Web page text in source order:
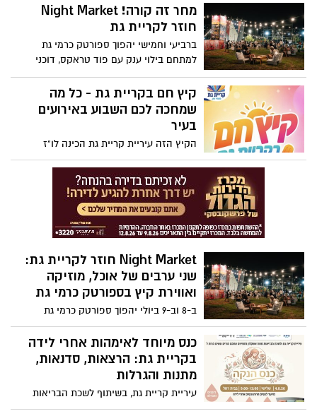
והדרום ולמען חיזוק האזורים שנפגעו במהלך
המלחמה
גת יתקיים ביום חמישי, 13 באוגוסט, החל
מהשעה 19:00 בפארק פז, ויציע ערב של יין
אוכל, פינות ישיבה והפתעות נוספות - וכל
זאת במחיר מסובסד של 30 שקלים בלבד
מחר זה קורה! Night Market
חוזר לקריית גת
ברביעי וחמישי יהפוך ספורטק כרמי גת
למתחם בילוי ענק עם פוד טראקס, דוכני
מכירה, מופעי רחוב, מתחם אלכוהול לבני 18+
ואטרקציות לכל המשפחה. הכניסה חופשית
קיץ חם בקריית גת - כל מה
שמחכה לכם השבוע באירועים
בעיר
הקיץ הזה עיריית קריית גת הכינה לו"ז
אירועים מרשים, המתאים לכל המשפחה. זה
מה שמחכה לכם בשבוע הקרוב
Night Market חוזר לקריית גת:
שני ערבים של אוכל, מוזיקה
ואווירת קיץ בספורטק כרמי גת
ב-8 וב-9 ביולי יהפוך ספורטק כרמי גת
למתחם בילוי ענק עם פוד טראקס, דוכני
ואטרקציות לכל המשפחה. הכניסה חופשית
כנס מיוחד לאימהות אחרי לידה
בקריית גת: הרצאות, סדנאות,
מתנות והגרלות
עיריית קריית גת, בשיתוף לשכת הבריאות
מחוז אשקלון, מזמינות אימהות אחרי לידה